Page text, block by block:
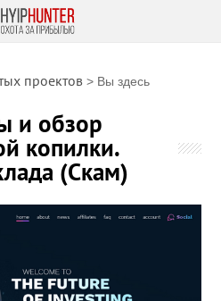
проектов > Вы здесь
и обзор
копилки.
(Скам)